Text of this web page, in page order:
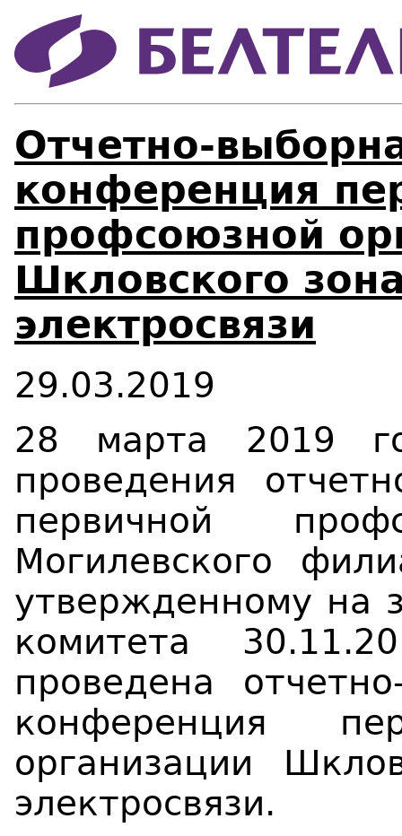
Отчетно-
конференция
профсоюзной
Шкловского
электросвязи
29.03.2019
28 марта 2019
проведения
первичной
Могилевского
утвержденному на
комитета
проведена
конференция
организации
электросвязи.